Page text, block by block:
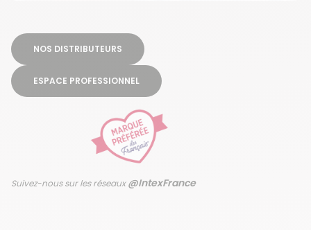
NOS DISTRIBUTEURS
ESPACE PROFESSIONNEL
Suivez-nous sur les réseaux@IntexFrance